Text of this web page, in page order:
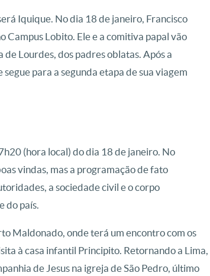
Iquique. No dia 18 de janeiro, Francisco
Campus Lobito. Ele e a comitiva papal vão
Lourdes, dos padres oblatas. Após a
para a segunda etapa de sua viagem
(hora local) do dia 18 de janeiro. No
vindas, mas a programação de fato
a sociedade civil e o corpo
do país.
Maldonado, onde terá um encontro com os
à casa infantil Principito. Retornando a Lima,
de Jesus na igreja de São Pedro, último